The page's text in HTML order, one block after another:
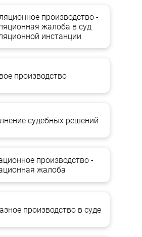
на предприятии возможно
когда:
достаточно для погашения
превышает задолженность перед
в уставный капитал.
после удовлетворения
ликвидируемого предприятия,
если иное не установлено
юрлица или законом, то
предприятия передается
по его поручению.
производство -
жалоба в суд
инстанции
производство
судебных решений
производство -
жалоба
производство в суде